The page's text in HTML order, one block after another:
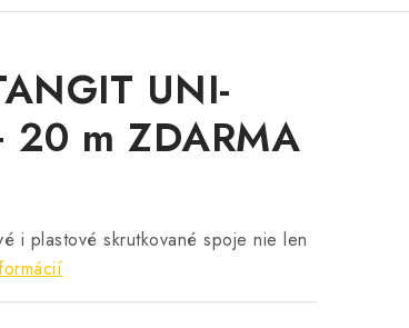
UNI-
20 m ZDARMA
i plastové skrutkované spoje nie len